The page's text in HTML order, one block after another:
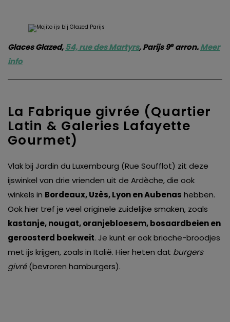
Glaces Glazed, 54, rue des Martyrs, Parijs 9earron.Meer
info
La Fabrique givrée (Quartier
Latin & Galeries Lafayette
Gourmet)
Vlak bij Jardin du Luxembourg (Rue Soufflot) zit deze
ijswinkel van drie vrienden uit de Ardèche, die ook
winkels in Bordeaux, Uzès, Lyon en Aubenas hebben.
Ook hier tref je veel originele zuidelijke smaken, zoals
kastanje, nougat, oranjebloesem, bosaardbeien en
geroosterd boekweit. Je kunt er ook brioche-broodjes
met ijs krijgen, zoals in Italië. Hier heten dat burgers
givré(bevroren hamburgers).